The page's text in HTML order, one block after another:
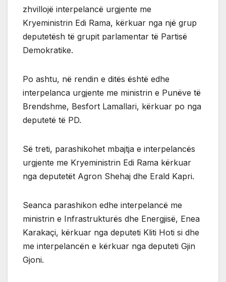
zhvillojë interpelancë urgjente me
Kryeministrin Edi Rama, kërkuar nga një grup
deputetësh të grupit parlamentar të Partisë
Demokratike.
Po ashtu, në rendin e ditës është edhe
interpelanca urgjente me ministrin e Punëve të
Brendshme, Besfort Lamallari, kërkuar po nga
deputetë të PD.
Së treti, parashikohet mbajtja e interpelancës
urgjente me Kryeministrin Edi Rama kërkuar
nga deputetët Agron Shehaj dhe Erald Kapri.
Seanca parashikon edhe interpelancë me
ministrin e Infrastrukturës dhe Energjisë, Enea
Karakaçi, kërkuar nga deputeti Kliti Hoti si dhe
me interpelancën e kërkuar nga deputeti Gjin
Gjoni.